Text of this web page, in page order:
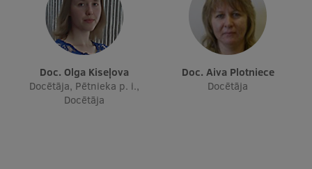
Doc. Olga Kiseļova
Docētāja, Pētnieka p. i.,
Docētāja
Doc. Aiva Plotniece
Docētāja